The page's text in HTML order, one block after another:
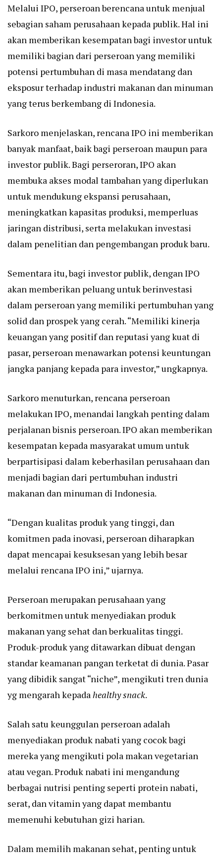
Melalui IPO, perseroan berencana untuk menjual
sebagian saham perusahaan kepada publik. Hal ini
akan memberikan kesempatan bagi investor untuk
memiliki bagian dari perseroan yang memiliki
potensi pertumbuhan di masa mendatang dan
eksposur terhadap industri makanan dan minuman
yang terus berkembang di Indonesia.
Sarkoro menjelaskan, rencana IPO ini memberikan
banyak manfaat, baik bagi perseroan maupun para
investor publik. Bagi perseroran, IPO akan
membuka akses modal tambahan yang diperlukan
untuk mendukung ekspansi perusahaan,
meningkatkan kapasitas produksi, memperluas
jaringan distribusi, serta melakukan investasi
dalam penelitian dan pengembangan produk baru.
Sementara itu, bagi investor publik, dengan IPO
akan memberikan peluang untuk berinvestasi
dalam perseroan yang memiliki pertumbuhan yang
solid dan prospek yang cerah. “Memiliki kinerja
keuangan yang positif dan reputasi yang kuat di
pasar, perseroan menawarkan potensi keuntungan
jangka panjang kepada para investor,” ungkapnya.
Sarkoro menuturkan, rencana perseroan
melakukan IPO, menandai langkah penting dalam
perjalanan bisnis perseroan. IPO akan memberikan
kesempatan kepada masyarakat umum untuk
berpartisipasi dalam keberhasilan perusahaan dan
menjadi bagian dari pertumbuhan industri
makanan dan minuman di Indonesia.
“Dengan kualitas produk yang tinggi, dan
komitmen pada inovasi, perseroan diharapkan
dapat mencapai kesuksesan yang lebih besar
melalui rencana IPO ini,” ujarnya.
Perseroan merupakan perusahaan yang
berkomitmen untuk menyediakan produk
makanan yang sehat dan berkualitas tinggi.
Produk-produk yang ditawarkan dibuat dengan
standar keamanan pangan terketat di dunia. Pasar
yang dibidik sangat “niche”, mengikuti tren dunia
yg mengarah kepadahealthy snack.
Salah satu keunggulan perseroan adalah
menyediakan produk nabati yang cocok bagi
mereka yang mengikuti pola makan vegetarian
atau vegan. Produk nabati ini mengandung
berbagai nutrisi penting seperti protein nabati,
serat, dan vitamin yang dapat membantu
memenuhi kebutuhan gizi harian.
Dalam memilih makanan sehat, penting untuk